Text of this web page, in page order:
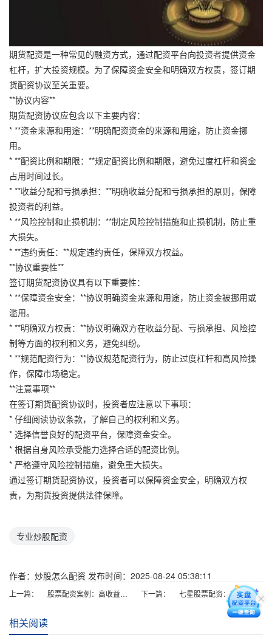
期货配资是一种常见的融资方式，通过配资平台向投资者提供资金
杠杆，扩大投资规模。为了保障资金安全和明确双方权责，签订期
货配资协议至关重要。
**协议内容**
期货配资协议应包含以下主要内容：
* **资金来源和用途：**明确配资资金的来源和用途，防止资金挪
用。
* **配资比例和期限：**规定配资比例和期限，避免过度杠杆和资金
占用时间过长。
* **收益分配和亏损承担：**明确收益分配和亏损承担的原则，保障
投资者的利益。
* **风险控制和止损机制：**制定风险控制措施和止损机制，防止重
大损失。
* **违约责任：**规定违约责任，保障双方权益。
**协议重要性**
签订期货配资协议具有以下重要性：
* **保障资金安全：**协议明确资金来源和用途，防止资金被挪用或
滥用。
* **明确双方权责：**协议明确双方在收益分配、亏损承担、风险控
制等方面的权利和义务，避免纠纷。
* **规范配资行为：**协议规范配资行为，防止过度杠杆和高风险操
作，保障市场稳定。
**注意事项**
在签订期货配资协议时，投资者应注意以下事项：
* 仔细阅读协议条款，了解自己的权利和义务。
* 选择信誉良好的配资平台，保障资金安全。
* 根据自身风险承受能力选择合适的配资比例。
* 严格遵守风险控制措施，避免重大损失。
通过签订期货配资协议，投资者可以保障资金安全，明确双方权
责，为期货投资提供法律保障。
专业炒股配资
作者：炒股怎么配资 发布时间：2025-08-24 05:38:11
上一篇： 股票配资案例：高收益背后的风险与教训 下一篇： 七星股票配资：助力投资，稳健获利
相关阅读